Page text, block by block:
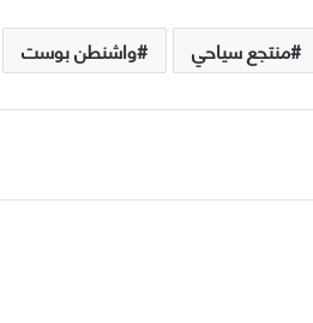
منتجع سياحي واشنطن بوست